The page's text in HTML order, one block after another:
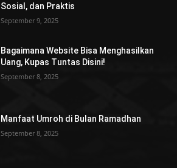
Sosial, dan Praktis
September 9, 2025
Bagaimana Website Bisa Menghasilkan
Uang, Kupas Tuntas Disini!
September 8, 2025
Manfaat Umroh di Bulan Ramadhan
September 8, 2025